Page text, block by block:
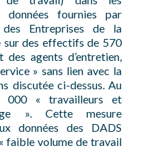
fournies par
Entreprises de la
sur des effectifs de 570
agents d’entretien,
» sans lien avec la
discutée ci-dessus. Au
000 « travailleurs et
». Cette mesure
données des DADS
faible volume de travail